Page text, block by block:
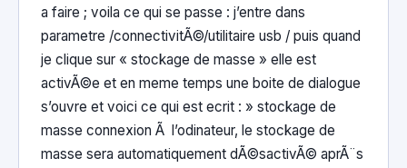
a faire ; voila ce qui se passe : j’entre dans
parametre /connectivitÃ©/utilitaire usb / puis quand
je clique sur « stockage de masse » elle est
activÃ©e et en meme temps une boite de dialogue
s’ouvre et voici ce qui est ecrit : » stockage de
masse connexion Ã l’odinateur, le stockage de
masse sera automatiquement dÃ©sactivÃ© aprÃ¨s